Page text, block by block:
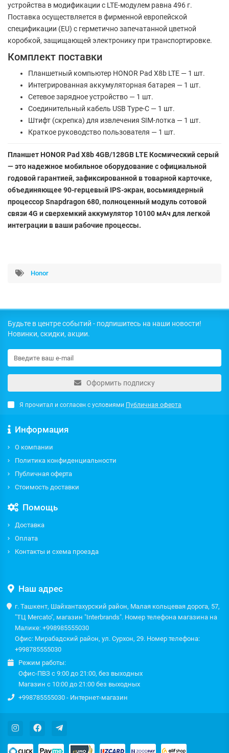
устройства в модификации с LTE-модулем равна 496 г.
Поставка осуществляется в фирменной европейской
спецификации (EU) с герметично запечатанной цветной
коробкой, защищающей электронику при транспортировке.
Комплект поставки
Планшетный компьютер HONOR Pad X8b LTE — 1 шт.
Интегрированная аккумуляторная батарея — 1 шт.
Сетевое зарядное устройство — 1 шт.
Соединительный кабель USB Type-C — 1 шт.
Штифт (скрепка) для извлечения SIM-лотка — 1 шт.
Краткое руководство пользователя — 1 шт.
Планшет HONOR Pad X8b 4GB/128GB LTE Космический серый
— это надежное мобильное оборудование с официальной
годовой гарантией, зафиксированной в товарной карточке,
объединяющее 90-герцевый IPS-экран, восьмиядерный
процессор Snapdragon 680, полноценный модуль сотовой
связи 4G и сверхемкий аккумулятор 10100 мАч для легкой
интеграции в ваши рабочие процессы.
Honor
Будьте в центре событий - подпишитесь на наши новости!
Новинки, скидки, акции.
Оформить подписку
Я прочитал и согласен с условиями Публичная оферта
Информация
О компании
Политика конфиденциальности
Публичная оферта
Стоимость доставки
Помощь
Доставка
Оплата
Контакты и схема проезда
Наш адрес
г. Ташкент, Шайхантахурский район, Малая кольцевая дорога, 57,
"ТЦ Mercato", магазин "Interbrands". Номер телефона магазина на
Малике: +998985555030
Офис: Мирабадский район, ул. Сурхон, 29. Номер телефона:
+998785555030
Режим работы:
Офис-ПВЗ с 9:00 до 21:00, без выходных
Магазин с 10:00 до 21:00 без выходных
+998785555030 - Интернет-магазин